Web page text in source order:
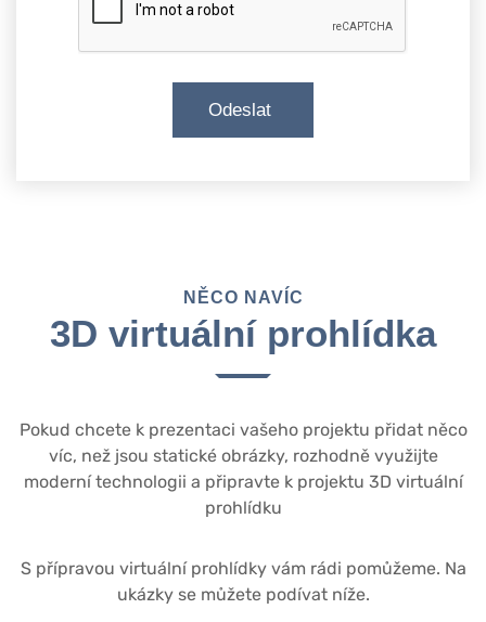
NĚCO NAVÍC
3D virtuální prohlídka
Pokud chcete k prezentaci vašeho projektu přidat něco
víc, než jsou statické obrázky, rozhodně využijte
moderní technologii a připravte k projektu 3D virtuální
prohlídku
S přípravou virtuální prohlídky vám rádi pomůžeme. Na
ukázky se můžete podívat níže.